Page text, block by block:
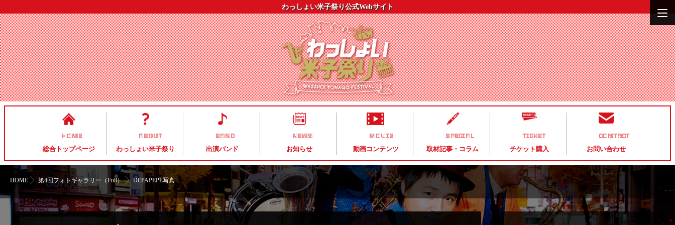
わっしょい米子祭り公式Webサイト
HOME
総合トップページ
ABOUT
わっしょい米子祭り
BAND
出演バンド
NEWS
お知らせ
MOVIE
動画コンテンツ
SPECIAL
取材記事・コラム
TICKET
チケット購入
CONTACT
お問い合わせ
HOME 第4回フォトギャラリー（Full） DEPAPEPE写真